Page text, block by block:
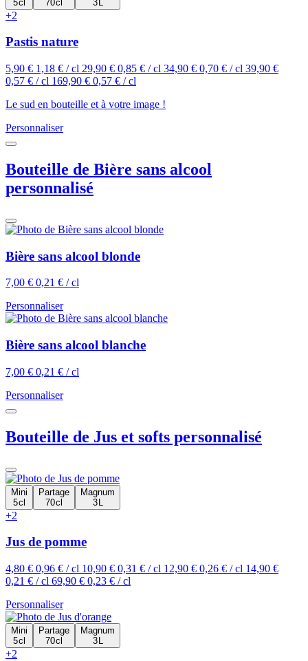
5 cl 70 cl 3 L
+2
Pastis nature
5,90 € 1,18 € / cl 29,90 € 0,85 € / cl 34,90 € 0,70 € / cl 39,90 €
0,57 € / cl 169,90 € 0,57 € / cl
Le sud en bouteille et à votre image !
Personnaliser
Bouteille de Bière sans alcool
personnalisé
Bière sans alcool blonde
7,00 € 0,21 € / cl
Personnaliser
Bière sans alcool blanche
7,00 € 0,21 € / cl
Personnaliser
Bouteille de Jus et softs personnalisé
Mini
5 cl
Partage
70 cl
Magnum
3 L
+2
Jus de pomme
4,80 € 0,96 € / cl 10,90 € 0,31 € / cl 12,90 € 0,26 € / cl 14,90 €
0,21 € / cl 69,90 € 0,23 € / cl
Personnaliser
Mini
5 cl
Partage
70 cl
Magnum
3 L
+2